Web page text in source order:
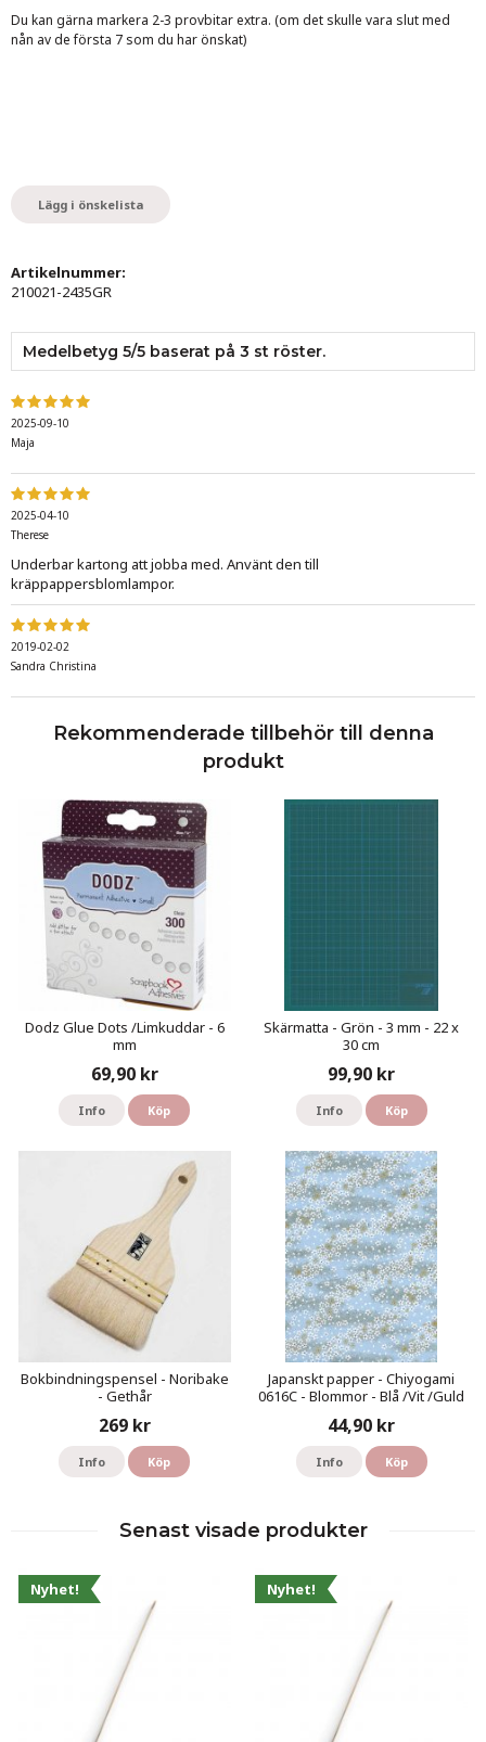
Du kan gärna markera 2-3 provbitar extra. (om det skulle vara slut med
nån av de första 7 som du har önskat)
Lägg i önskelista
Artikelnummer:
210021-2435GR
Medelbetyg 5/5 baserat på 3 st röster.
2025-09-10
Maja
2025-04-10
Therese
Underbar kartong att jobba med. Använt den till
kräppappersblomlampor.
2019-02-02
Sandra Christina
Rekommenderade tillbehör till denna
produkt
Dodz Glue Dots /Limkuddar - 6
mm
69,90 kr
Info Köp
Skärmatta - Grön - 3 mm - 22 x
30 cm
99,90 kr
Info Köp
Bokbindningspensel - Noribake
- Gethår
269 kr
Info Köp
Japanskt papper - Chiyogami
0616C - Blommor - Blå /Vit /Guld
44,90 kr
Info Köp
Senast visade produkter
Nyhet! Nyhet!